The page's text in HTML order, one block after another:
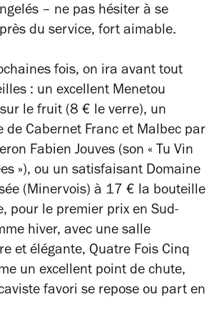
– ne pas hésiter à se
du service, fort aimable.
fois, on ira avant tout
: un excellent Menetou
le fruit (8 € le verre), un
Cabernet Franc et Malbec par
Fabien Jouves (son « Tu Vin
»), ou un satisfaisant Domaine
(Minervois) à 17 € la bouteille
pour le premier prix en Sud-
hiver, avec une salle
et élégante, Quatre Fois Cinq
un excellent point de chute,
favori se repose ou part en